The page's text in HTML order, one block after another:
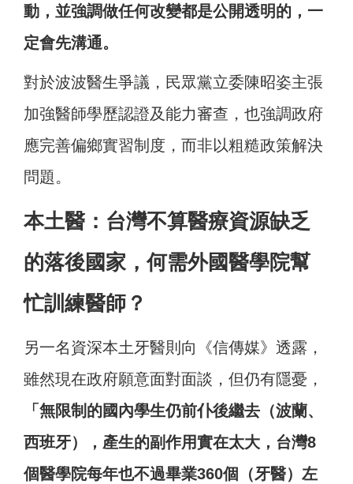
動，並強調做任何改變都是公開透明的，一
定會先溝通。
對於波波醫生爭議，民眾黨立委陳昭姿主張
加強醫師學歷認證及能力審查，也強調政府
應完善偏鄉實習制度，而非以粗糙政策解決
問題。
本土醫：台灣不算醫療資源缺乏
的落後國家，何需外國醫學院幫
忙訓練醫師？
另一名資深本土牙醫則向《信傳媒》透露，
雖然現在政府願意面對面談，但仍有隱憂，
「無限制的國內學生仍前仆後繼去（波蘭、
西班牙），產生的副作用實在太大，台灣8
個醫學院每年也不過畢業360個（牙醫）左